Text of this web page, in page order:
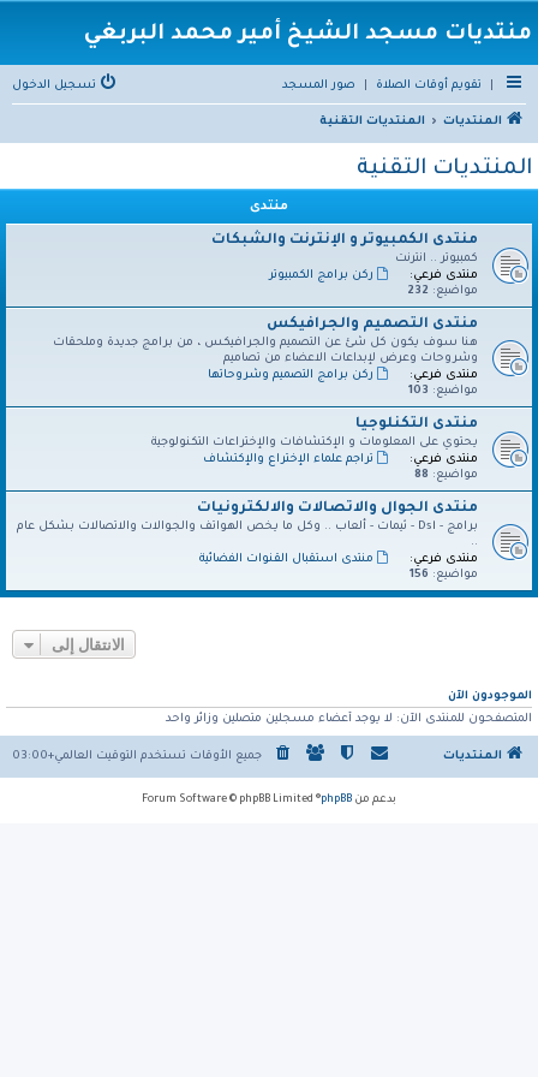
منتديات مسجد الشيخ أمير محمد البربغي
تقويم أوقات الصلاة صور المسجد تسجيل الدخول
المنتديات المنتديات التقنية
المنتديات التقنية
منتدى
منتدى الكمبيوتر و الإنترنت والشبكات
كمبيوتر .. انترنت
منتدى فرعي:
ركن برامج الكمبيوتر
مواضيع: 232
منتدى التصميم والجرافيكس
هنا سوف يكون كل شئ عن التصميم والجرافيكس ، من برامج جديدة وملحقات
وشروحات وعرض لإبداعات الاعضاء من تصاميم
منتدى فرعي:
ركن برامج التصميم وشروحاتها
مواضيع: 103
منتدى التكنلوجيا
يحتوي على المعلومات و الإكتشافات والإختراعات التكنولوجية
منتدى فرعي:
تراجم علماء الإختراع والإكتشاف
مواضيع: 88
منتدى الجوال والاتصالات والالكترونيات
برامج - Dsl - ثيمات - ألعاب .. وكل ما يخص الهواتف والجوالات والاتصالات بشكل عام
..
منتدى فرعي:
منتدى استقبال القنوات الفضائية
مواضيع: 156
الانتقال إلى
الموجودون الآن
المتصفحون للمنتدى الآن: لا يوجد أعضاء مسجلين متصلين وزائر واحد
المنتديات جميع الأوقات تستخدم التوقيت العالمي+03:00
بدعم من phpBB
® Forum Software © phpBB Limited